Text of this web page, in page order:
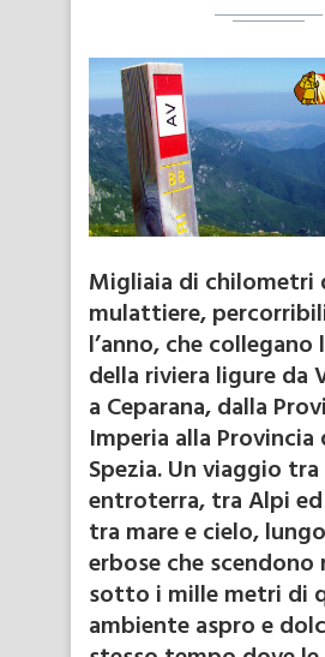
Migliaia di chilometri
mulattiere,
l’anno, che
della riviera ligure da
a Ceparana, dalla
Imperia alla Provincia
Spezia. Un viaggio
entroterra, tra Alpi
tra mare e cielo,
erbose che scendono
sotto i mille metri di
ambiente aspro e